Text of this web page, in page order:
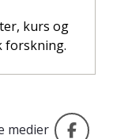
kurs og
forskning.
medier